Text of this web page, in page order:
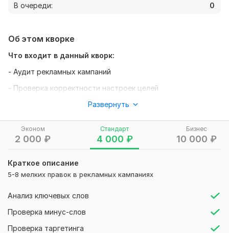
В очереди:
0
Эконом
2 000 ₽
Стандарт
4 000 ₽
Бизнес
10 000 ₽
Краткое описание
5-8 мелких правок в рекламных кампаниях
Анализ ключевых слов
Проверка минус-слов
Проверка таргетинга
Об этом кворке
Что входит в данный кворк:
- Аудит рекламных кампаний
- Проверка корректности настроек целей
- Анализ статистических данных
На основе аудита проводится:
- Оптимизация стратегии рекламных кампаний
ключи;
- Оптимизация уникальных минус фраз конкретно под
вашу тематику;
- Доработка семантического ядра на 100+ ключей (если
Развернуть